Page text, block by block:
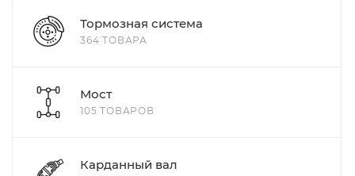
Тормозная система
364 ТОВАРА
Мост
105 ТОВАРОВ
Карданный вал